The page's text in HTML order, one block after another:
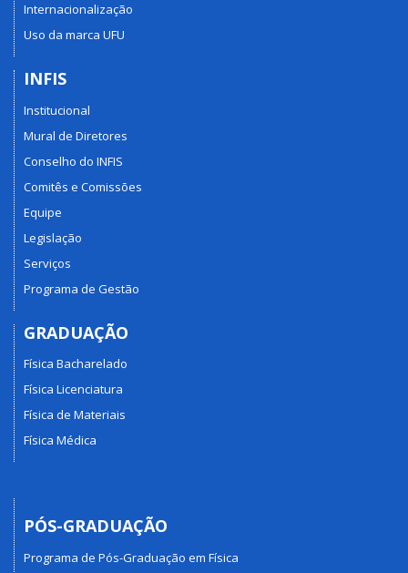
Internacionalização
Uso da marca UFU
INFIS
Institucional
Mural de Diretores
Conselho do INFIS
Comitês e Comissões
Equipe
Legislação
Serviços
Programa de Gestão
GRADUAÇÃO
Física Bacharelado
Física Licenciatura
Física de Materiais
Física Médica
PÓS-GRADUAÇÃO
Programa de Pós-Graduação em Física